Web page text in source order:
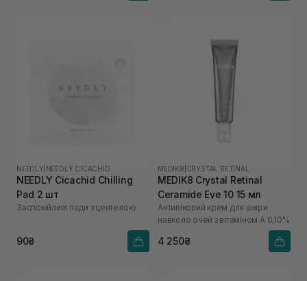
NEEDLY NEEDLY CICACHID
NEEDLY Cicachid Chilling
Pad 2 шт
Заспокійливі пади з центелою
90₴
MEDIK8 CRYSTAL RETINAL
MEDIK8 Crystal Retinal
Ceramide Eye 10 15 мл
Антивіковий крем для шкіри
навколо очей з вітаміном А 0,10%
4 250₴